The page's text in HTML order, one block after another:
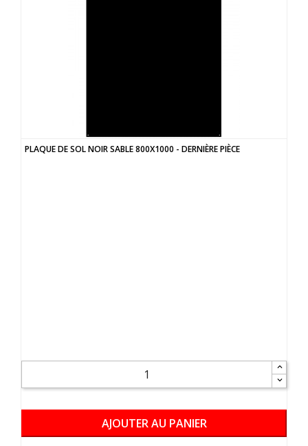
PLAQUE DE SOL NOIR SABLE 800X1000 - DERNIÈRE PIÈCE
AJOUTER AU PANIER